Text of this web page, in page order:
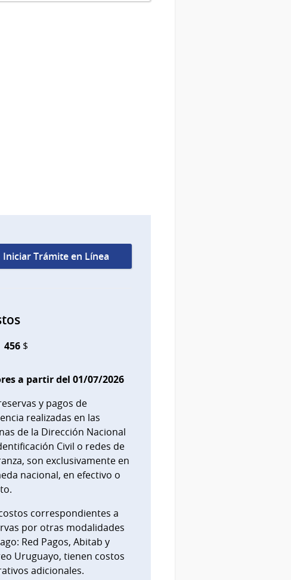
Iniciar Trámite en Línea
456$
a partir del 01/07/2026
y pagos de
realizadas en las
de la Dirección Nacional
Civil o redes de
son exclusivamente en
nacional, en efectivo o
correspondientes a
por otras modalidades
Red Pagos, Abitab y
Uruguayo, tienen costos
adicionales.